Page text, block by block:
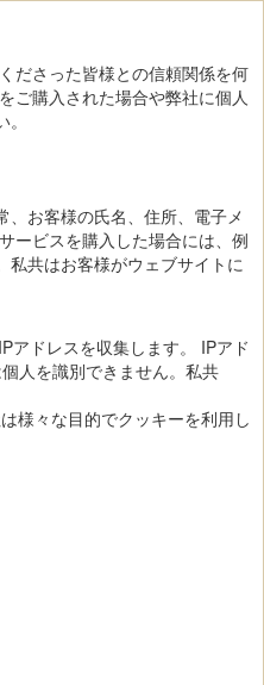
ださった皆様との信頼関係を何
ご購入された場合や弊社に個人
お客様の氏名、住所、電子メ
ービスを購入した場合には、例
私共はお客様がウェブサイトに
アドレスを収集します。 IPアド
人を識別できません。私共
様々な目的でクッキーを利用し